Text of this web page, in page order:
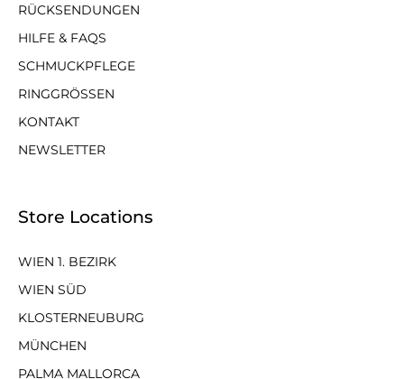
RÜCKSENDUNGEN
HILFE & FAQS
SCHMUCKPFLEGE
RINGGRÖSSEN
KONTAKT
NEWSLETTER
Store Locations
WIEN 1. BEZIRK
WIEN SÜD
KLOSTERNEUBURG
MÜNCHEN
PALMA MALLORCA